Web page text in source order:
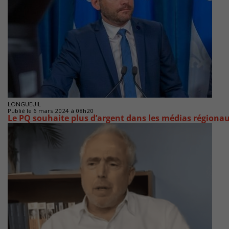
LONGUEUIL
Publié le 6 mars 2024 à 08h20
Le PQ souhaite plus d’argent dans les médias